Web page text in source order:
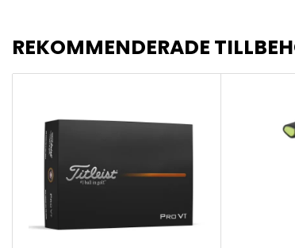
REKOMMENDERADE